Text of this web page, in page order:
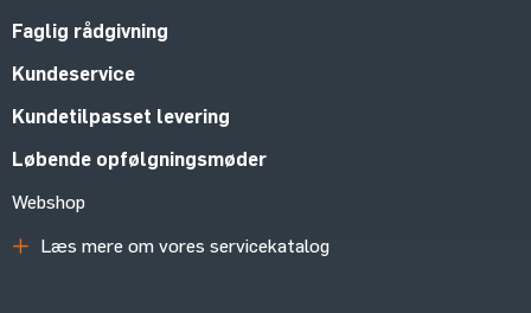
Faglig rådgivning
Kundeservice
Kundetilpasset levering
Løbende opfølgningsmøder
Webshop
Læs mere om vores servicekatalog